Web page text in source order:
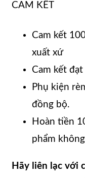
CAM KẾT
Cam kết
xuất xứ
Cam kết
Phụ kiện
đồng bộ.
Hoàn tiền
phẩm
Hãy liên lạc với